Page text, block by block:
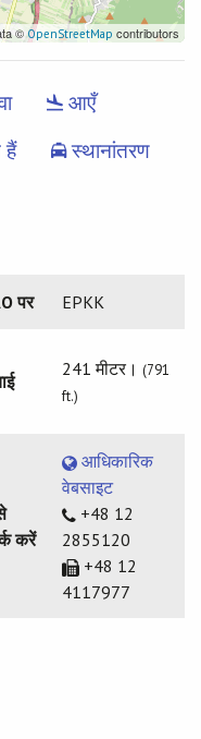
©OpenStreetMap contributors
आएँ
हैं
स्थानांतरण
पर EPKK
241 मीटर। (791
ft.)
करें
आधिकारिक
वेबसाइट
+48 12
2855120
+48 12
4117977